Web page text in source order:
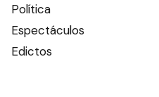
Política
Espectáculos
Edictos